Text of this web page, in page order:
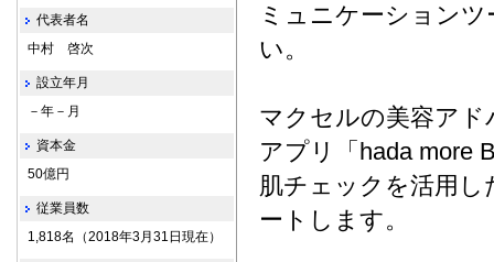
ミュニケーション
い。
マクセルの美容ア
アプリ「hada more
肌チェックを活用
ートします。
代表者名
中村 啓次
設立年月
－年－月
資本金
50億円
従業員数
1,818名（2018年3月31日現在）